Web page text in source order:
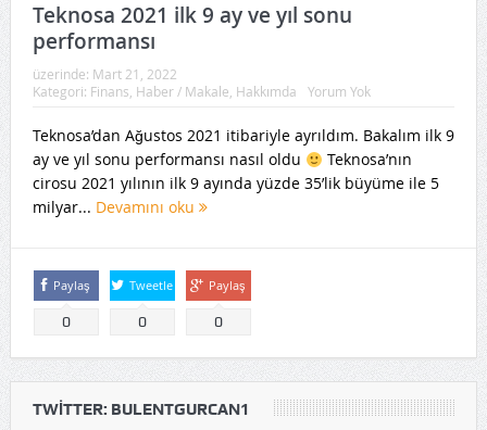
Teknosa 2021 ilk 9 ay ve yıl sonu
performansı
üzerinde: Mart 21, 2022
Kategori: Finans Haber / Makale Hakkımda Yorum Yok
Teknosa’dan Ağustos 2021 itibariyle ayrıldım. Bakalım ilk 9
ay ve yıl sonu performansı nasıl oldu
Teknosa’nın
cirosu 2021 yılının ilk 9 ayında yüzde 35’lik büyüme ile 5
milyar... Devamını oku
Paylaş
0
Tweetle
0
Paylaş
0
TWITTER: BULENTGURCAN1